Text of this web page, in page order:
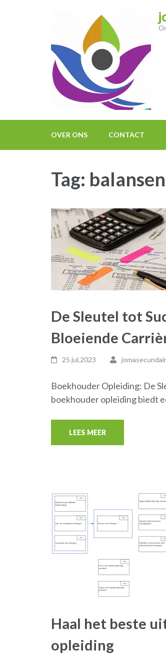
OVER ONS CONTACT
Tag: balansen
De Sleutel tot
Bloeiende
25 jul,2023
Boekhouder Opleiding: De
boekhouder opleiding biedt
LEES MEER
Haal het beste
opleiding